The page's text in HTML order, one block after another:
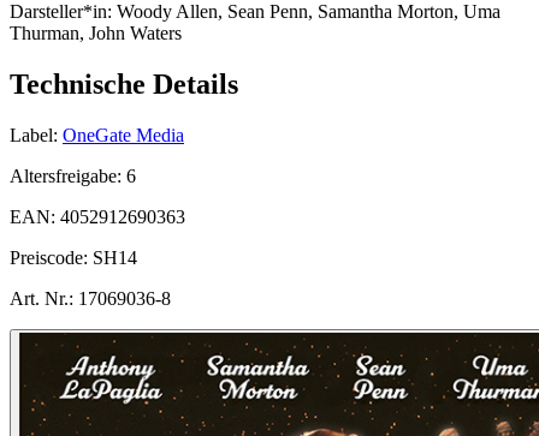
Darsteller*in: Woody Allen, Sean Penn, Samantha Morton, Uma
Thurman, John Waters
Technische Details
Label: OneGate Media
Altersfreigabe: 6
EAN: 4052912690363
Preiscode: SH14
Art. Nr.: 17069036-8